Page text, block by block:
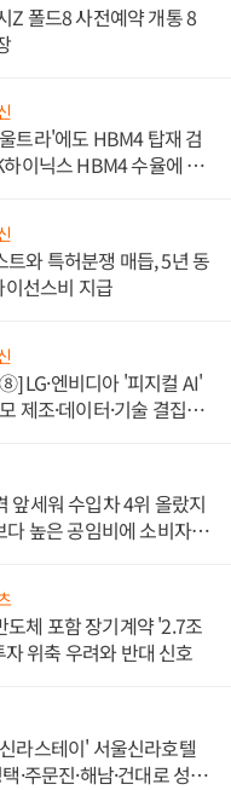
Z 폴드8 사전예약 개통 8
트라'에도 HBM4 탑재 검
하이닉스 HBM4 수율에 주
트와 특허분쟁 매듭, 5년 동
선스비 지급
LG·엔비디아 '피지컬 AI'
제조·데이터·기술 결집
앞세워 수입차 4위 올랐지
다 높은 공임비에 소비자
도체 포함 장기계약 '2.7조
위축 우려와 반대 신호
라스테이' 서울신라호텔
·주문진·해남·건대로 성